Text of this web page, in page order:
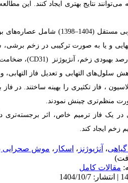
نتایج بهتری ایجاد کنند. این
مستقل (1404
–
1398) شامل عصاره‌های
و یا به صورت ترکیبی در زخم برشی،
بهبودی زخم، آنژیوژنز
CD31)
(، ضخامت
سلول‌های التهابی و تعدیل فاز
، فاز تکثیری را بهینه ساختند. در
منظم‌تری چینش نمودند.
یک فاز ترمیم خاص، اثر برجسته‌تری
زخم ایجاد کند.
، آنژیوژنز ، اسکار ، موش صحرایی
مقالات کامل